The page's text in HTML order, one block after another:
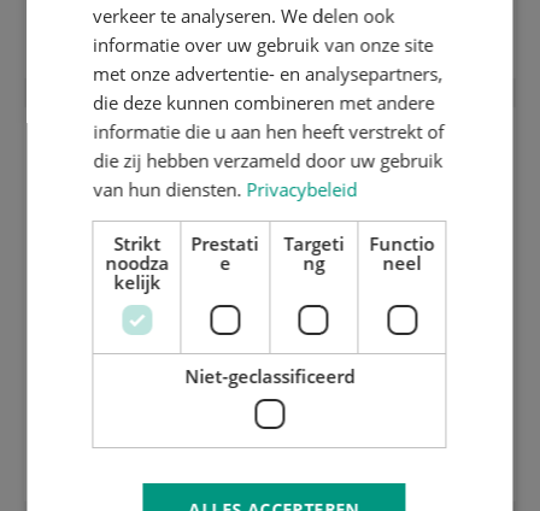
5 mm harde stansplaat inox (HRC 50)
Telescopische uitbreeklat 588 - 913 mm
verkeer te analyseren. We delen ook
informatie over uw gebruik van onze site
met onze advertentie- en analysepartners,
die deze kunnen combineren met andere
informatie die u aan hen heeft verstrekt of
die zij hebben verzameld door uw gebruik
van hun diensten. Privacybeleid
Strikt
noodza
kelijk
Prestati
e
Targeti
ng
Functio
neel
Niet-geclassificeerd